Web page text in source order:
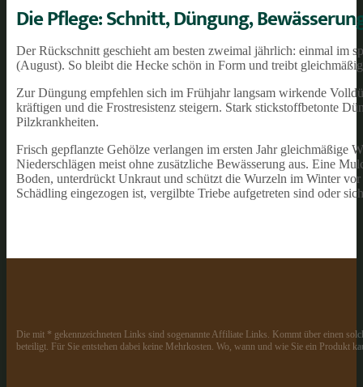
Die Pflege: Schnitt, Düngung,
Der Rückschnitt geschieht am besten zweimal jährlich: einmal im
(August). So bleibt die Hecke schön in Form und treibt
Zur Düngung empfehlen sich im Frühjahr langsam wirkende
kräftigen und die Frostresistenz steigern. Stark stickstoffbetonte
Pilzkrankheiten.
Frisch gepflanzte Gehölze verlangen im ersten Jahr gleichmäßige
Niederschlägen meist ohne zusätzliche Bewässerung aus. Eine
Boden, unterdrückt Unkraut und schützt die Wurzeln im Winter
Schädling eingezogen ist, vergilbte Triebe aufgetreten sind oder
Die mit * gekennzeichneten Links sind sogenannte Affiliate Links. Kommt über einen
beteiligt. Für Sie entstehen dabei keine Mehrkosten. Wo, wann und wie Sie ein Produkt